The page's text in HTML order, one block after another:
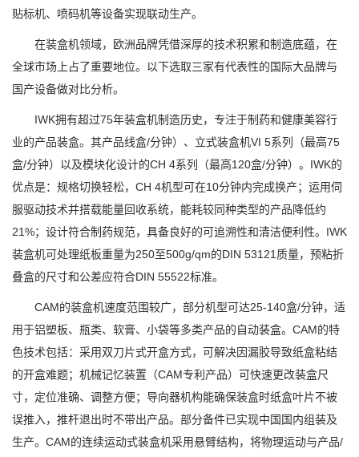
贴标机、喷码机等设备实现联动生产。
在装盒机领域，欧洲品牌凭借深厚的技术积累和制造底蕴，在
全球市场上占了重要地位。以下选取三家有代表性的国际大品牌与
国产设备做对比分析。
IWK拥有超过75年装盒机制造历史，专注于制药和健康美容行
业的产品装盒。其产品线盒/分钟）、立式装盒机VI 5系列（最高75
盒/分钟）以及模块化设计的CH 4系列（最高120盒/分钟）。IWK的
优点是：规格切换轻松，CH 4机型可在10分钟内完成换产；运用伺
服驱动技术并搭载能量回收系统，能耗较同种类型的产品降低约
21%；设计符合制药规范，具备良好的可追溯性和清洁便利性。IWK
装盒机可处理纸板重量为250至500g/qm的DIN 53121质量，预粘折
叠盒的尺寸和公差应符合DIN 55522标准。
CAM的装盒机速度范围较广，部分机型可达25-140盒/分钟，适
用于铝塑板、瓶类、软膏、小袋等多类产品的自动装盒。CAM的特
色技术包括：采用双刀片式开盒方式，可解决因漏胶导致纸盒粘结
的开盒难题；机械记忆装置（CAM专利产品）可快速更改装盒尺
寸，定位准确、调整方便；导向器机构能确保装盒时纸盒叶片不被
误推入，推杆退出时不带出产品。部分备件已实现中国国内组装及
生产。CAM的连续运动式装盒机采用悬臂结构，将物理运动与产品/